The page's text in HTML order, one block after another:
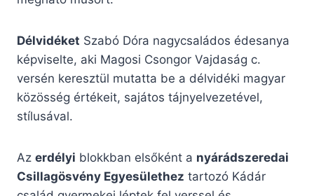
Délvidéket Szabó Dóra nagycsaládos édesanya
képviselte, aki Magosi Csongor Vajdaság c.
versén keresztül mutatta be a délvidéki magyar
közösség értékeit, sajátos tájnyelvezetével,
stílusával.
Az erdélyi blokkban elsőként a nyárádszeredai
Csillagösvény Egyesülethez tartozó Kádár